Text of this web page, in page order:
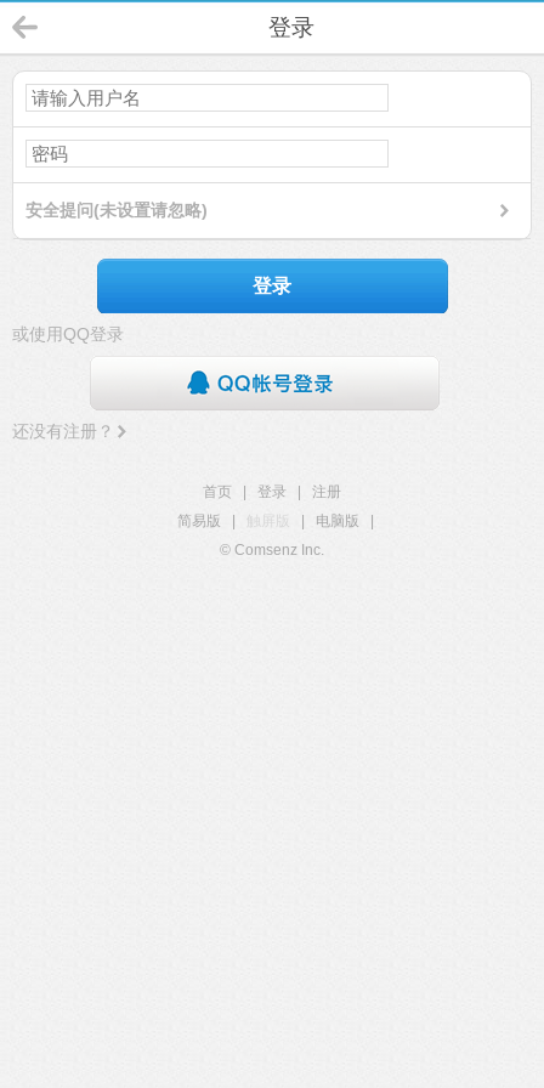
登录
安全提问(未设置请忽略)
登录
或使用QQ登录
还没有注册？
首页 登录
注册
简易版
触屏版 电脑版
© Comsenz Inc.